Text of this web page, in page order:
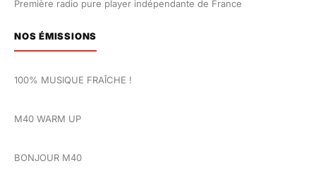
Première radio pure player indépendante de France
NOS ÉMISSIONS
100% MUSIQUE FRAÎCHE !
M40 WARM UP
BONJOUR M40